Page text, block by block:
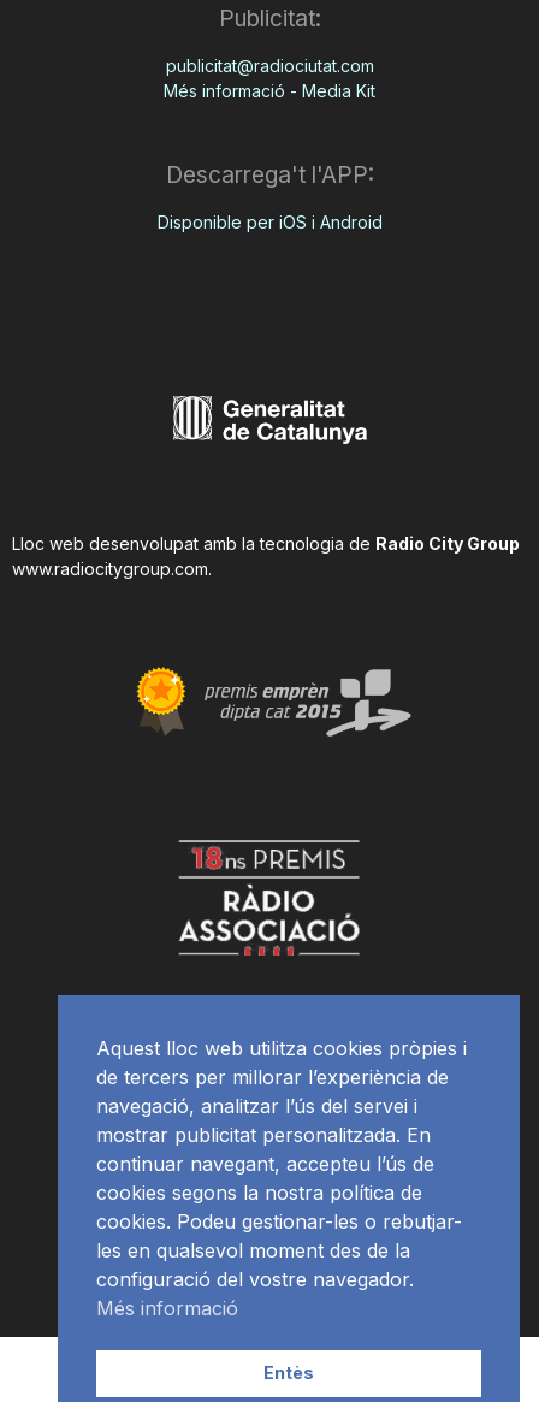
Publicitat:
publicitat@radiociutat.com
Més informació - Media Kit
Descarrega't l'APP:
Disponible per iOS i Android
Lloc web desenvolupat amb la tecnologia de Radio City Group
www.radiocitygroup.com.
APP Programació
Aquest lloc web utilitza cookies pròpies i
de tercers per millorar l’experiència de
navegació, analitzar l’ús del servei i
mostrar publicitat personalitzada. En
continuar navegant, accepteu l’ús de
cookies segons la nostra política de
cookies. Podeu gestionar-les o rebutjar-
les en qualsevol moment des de la
configuració del vostre navegador.
Més informació
Entès